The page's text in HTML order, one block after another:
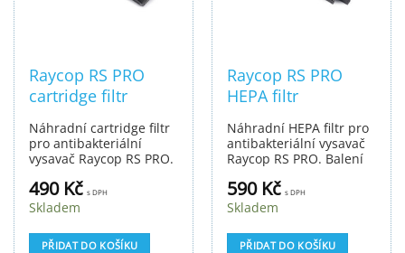
Raycop RS PRO
cartridge filtr
Náhradní cartridge filtr
pro antibakteriální
vysavač Raycop RS PRO.
490 Kč s DPH
Skladem
PŘIDAT DO KOŠÍKU
Raycop RS PRO
HEPA filtr
Náhradní HEPA filtr pro
antibakteriální vysavač
Raycop RS PRO. Balení
590 Kč s DPH
Skladem
PŘIDAT DO KOŠÍKU